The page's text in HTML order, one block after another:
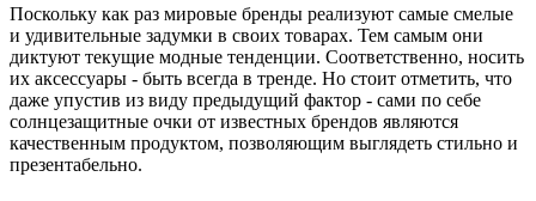
Поскольку как раз мировые бренды реализуют самые смелые
и удивительные задумки в своих товарах. Тем самым они
диктуют текущие модные тенденции. Соответственно, носить
их аксессуары - быть всегда в тренде. Но стоит отметить, что
даже упустив из виду предыдущий фактор - сами по себе
солнцезащитные очки от известных брендов являются
качественным продуктом, позволяющим выглядеть стильно и
презентабельно.